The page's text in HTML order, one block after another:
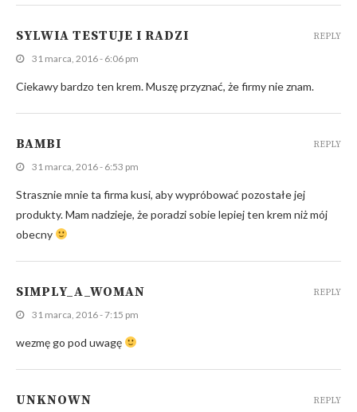
SYLWIA TESTUJE I RADZI
31 marca, 2016 - 6:06 pm
Ciekawy bardzo ten krem. Muszę przyznać, że firmy nie znam.
REPLY
BAMBI
31 marca, 2016 - 6:53 pm
Strasznie mnie ta firma kusi, aby wypróbować pozostałe jej
produkty. Mam nadzieje, że poradzi sobie lepiej ten krem niż mój
obecny
REPLY
SIMPLY_A_WOMAN
31 marca, 2016 - 7:15 pm
wezmę go pod uwagę
REPLY
UNKNOWN REPLY